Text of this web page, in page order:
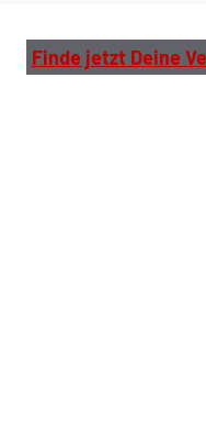
Finde jetzt Deine